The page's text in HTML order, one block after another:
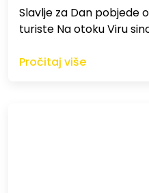
Slavlje za Dan pobjede
turiste Na otoku Viru
Pročitaj više